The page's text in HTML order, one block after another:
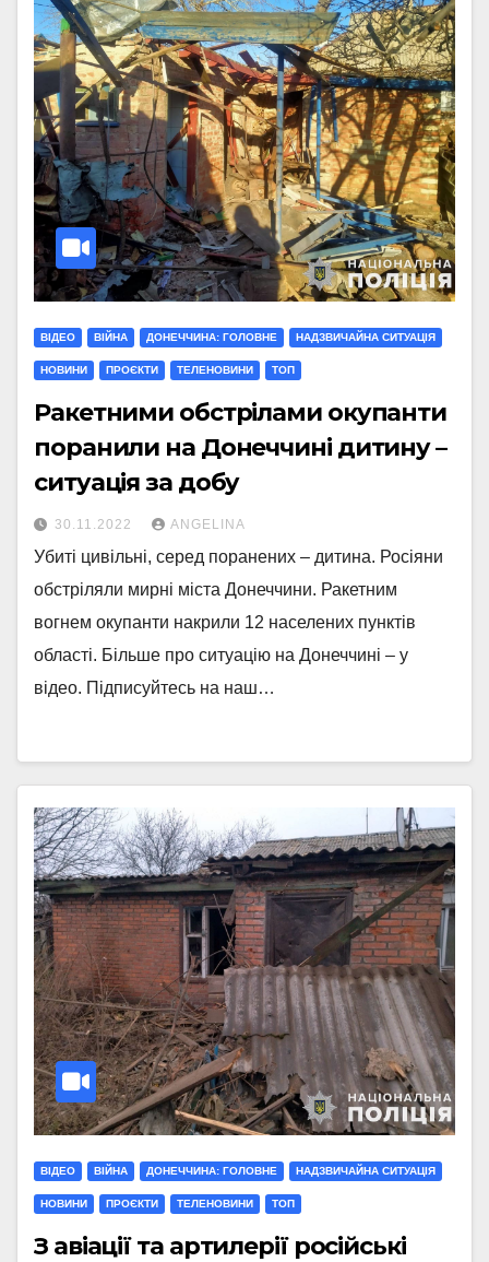
ВІДЕО ВІЙНА ДОНЕЧЧИНА: ГОЛОВНЕ НАДЗВИЧАЙНА СИТУАЦІЯ
НОВИНИ ПРОЄКТИ ТЕЛЕНОВИНИ ТОП
Ракетними обстрілами окупанти
поранили на Донеччині дитину –
ситуація за добу
30.11.2022 ANGELINA
Убиті цивільні, серед поранених – дитина. Росіяни
обстріляли мирні міста Донеччини. Ракетним
вогнем окупанти накрили 12 населених пунктів
області. Більше про ситуацію на Донеччині – у
відео. Підписуйтесь на наш…
ВІДЕО ВІЙНА ДОНЕЧЧИНА: ГОЛОВНЕ НАДЗВИЧАЙНА СИТУАЦІЯ
НОВИНИ ПРОЄКТИ ТЕЛЕНОВИНИ ТОП
З авіації та артилерії російські